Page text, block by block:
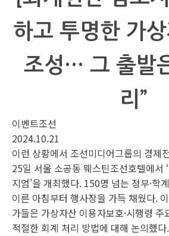
하고 투명한 가
조성… 그 출발
리”
이벤트조선
2024.10.21
이런 상황에서 조선미디어그룹의 경제
25일 서울 소공동 웨스틴조선호텔에서
지엄’을 개최했다. 150명 넘는 정부·학
이른 아침부터 행사장을 가득 채웠다.
가들은 가상자산 이용자보호·시행령
적절한 회계 처리 방법에 대해 논의했다.